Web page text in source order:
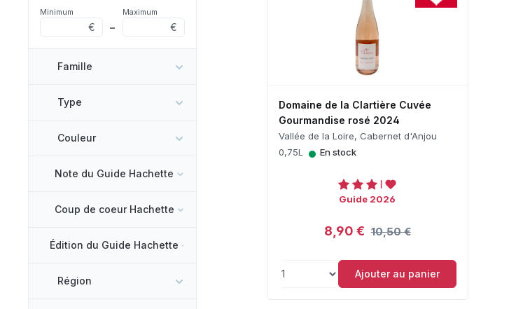
Minimum
€ –
Maximum
€
Famille
Type
Couleur
Note du Guide Hachette
Coup de coeur Hachette
Édition du Guide Hachette
Région
Domaine de la Clartière Cuvée
Gourmandise rosé 2024
Vallée de la Loire, Cabernet d'Anjou
0,75L
• En stock
Guide 2026
8,90 € 10,50 €
Ajouter au panier